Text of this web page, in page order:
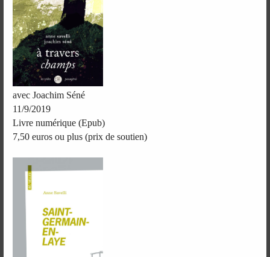
avec Joachim Séné
11/9/2019
Livre numérique (Epub)
7,50 euros ou plus (prix de soutien)